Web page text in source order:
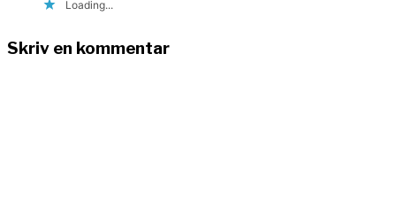
Loading...
Skriv en kommentar